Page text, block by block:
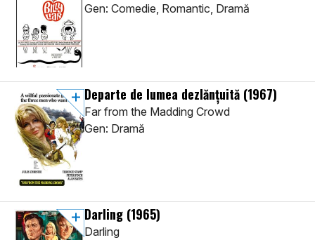
Gen: Comedie, Romantic, Dramă
Departe de lumea dezlănțuită (1967)
Far from the Madding Crowd
Gen: Dramă
Darling (1965)
Darling